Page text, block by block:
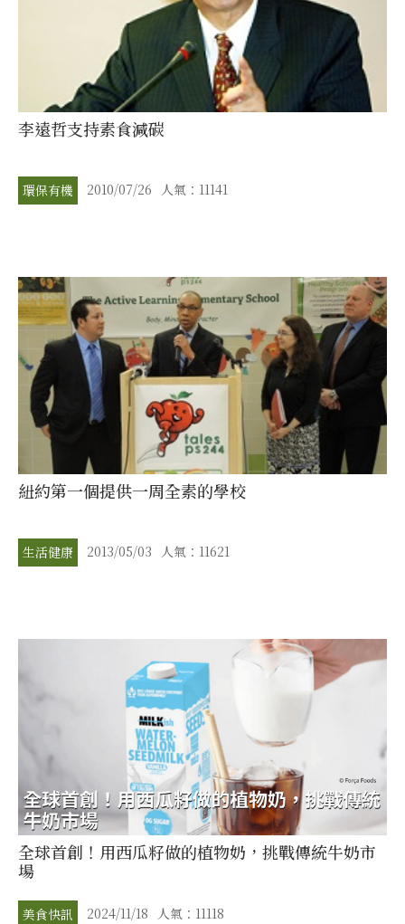
李遠哲支持素食減碳
環保有機 2010/07/26 人氣：11141
紐約第一個提供一周全素的學校
生活健康 2013/05/03 人氣：11621
全球首創！用西瓜籽做的植物奶，挑戰傳統牛奶市
場
美食快訊 2024/11/18 人氣：11118